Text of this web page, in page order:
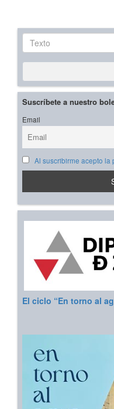
Texto
Suscríbete a nuestro
Email
Al suscribirme acepto la
El ciclo “En torno al